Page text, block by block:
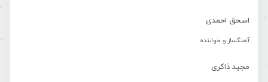
اسحق احمدی
آهنگساز و خواننده
مجید ذاکری